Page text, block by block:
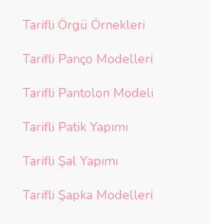
Tarifli Örgü Örnekleri
Tarifli Panço Modelleri
Tarifli Pantolon Modeli
Tarifli Patik Yapımı
Tarifli Şal Yapımı
Tarifli Şapka Modelleri